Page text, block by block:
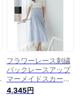
フラワーレース刺繍
バックレースアップ
マーメイドスカート
【binelus ビネラ
ス】tocco closet(ト
4,345円